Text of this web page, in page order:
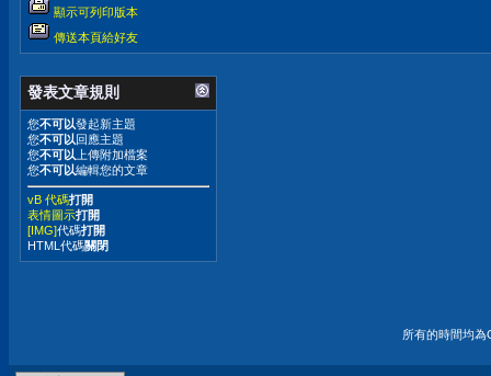
顯示可列印版本
傳送本頁給好友
發表文章規則
您不可以發起新主題
您不可以 回應主題
您不可以 上傳附加檔案
您不可以編輯您的文章
vB 代碼打開
表情圖示打開
[IMG]代碼打開
HTML代碼關閉
所有的時間均為